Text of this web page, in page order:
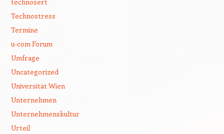
Technostress
Termine
u-com Forum
Umfrage
Uncategorized
Universität Wien
Unternehmen
Unternehmenskultur
Urteil